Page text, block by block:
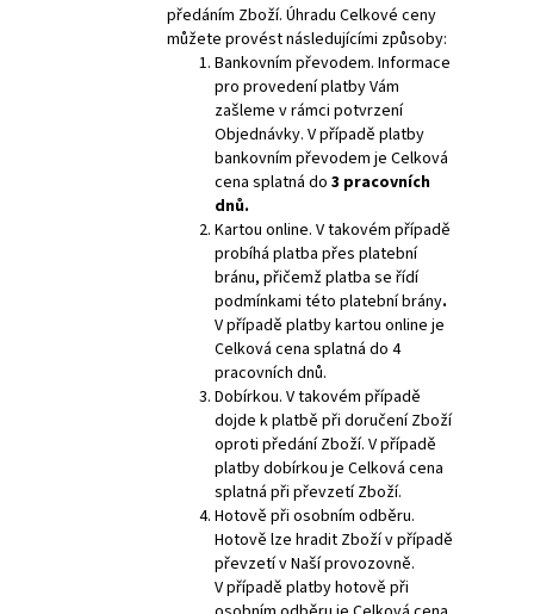
předáním Zboží. Úhradu Celkové ceny
můžete provést následujícími způsoby:
Bankovním převodem. Informace
pro provedení platby Vám
zašleme v rámci potvrzení
Objednávky. V případě platby
bankovním převodem je Celková
cena splatná do 3 pracovních
dnů.
Kartou online. V takovém případě
probíhá platba přes platební
bránu, přičemž platba se řídí
podmínkami této platební brány.
V případě platby kartou online je
Celková cena splatná do 4
pracovních dnů.
Dobírkou. V takovém případě
dojde k platbě při doručení Zboží
oproti předání Zboží. V případě
platby dobírkou je Celková cena
splatná při převzetí Zboží.
Hotově při osobním odběru.
Hotově lze hradit Zboží v případě
převzetí v Naší provozovně.
V případě platby hotově při